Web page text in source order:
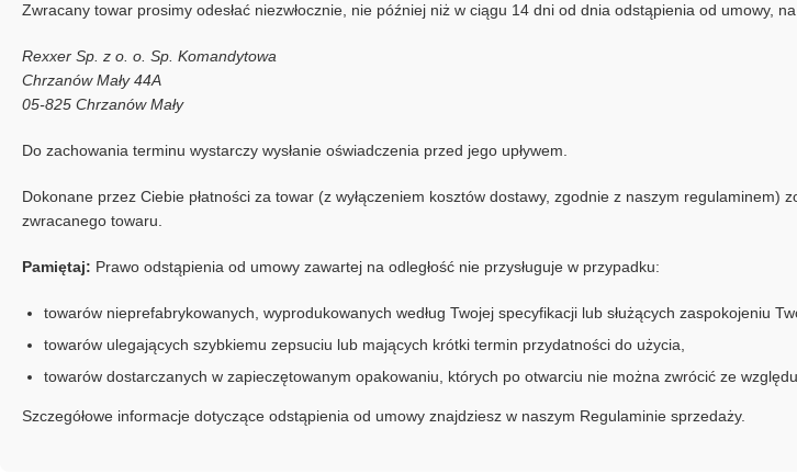
Zwracany towar prosimy odesłać niezwłocznie, nie później niż w ciągu 14 dni od dnia odstąpienia od umowy,
Rexxer Sp. z o. o. Sp. Komandytowa
Chrzanów Mały 44A
05-825 Chrzanów Mały
Do zachowania terminu wystarczy wysłanie oświadczenia przed jego upływem.
Dokonane przez Ciebie płatności za towar (z wyłączeniem kosztów dostawy, zgodnie z naszym
zwracanego towaru.
Pamiętaj: Prawo odstąpienia od umowy zawartej na odległość nie przysługuje w przypadku:
towarów nieprefabrykowanych, wyprodukowanych według Twojej specyfikacji lub służących zaspokojeniu
towarów ulegających szybkiemu zepsuciu lub mających krótki termin przydatności do użycia,
towarów dostarczanych w zapieczętowanym opakowaniu, których po otwarciu nie można zwrócić ze
Szczegółowe informacje dotyczące odstąpienia od umowy znajdziesz w naszym Regulaminie sprzedaży.